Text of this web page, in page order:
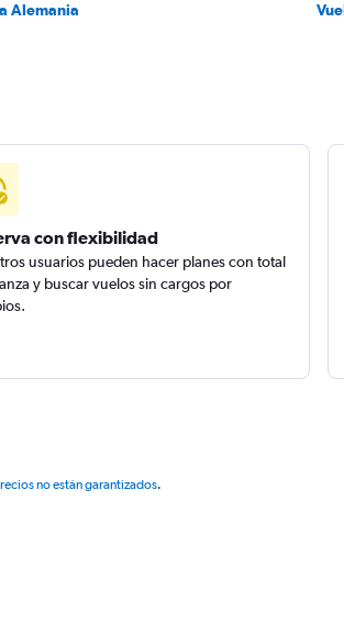
Alemania
con flexibilidad
usuarios pueden hacer planes con total
y buscar vuelos sin cargos por
no están garantizados.